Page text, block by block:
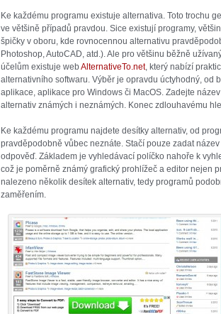
Ke každému programu existuje alternativa. Toto trochu
ve většině případů pravdou. Sice existují programy,
špičky v oboru, kde rovnocennou alternativu
Photoshop, AutoCAD, atd.). Ale pro většinu běžně
účelům existuje webAlternativeTo.net, který nabízí
alternativního softwaru. Výběr je opravdu úctyhodný, od
aplikace, aplikace pro Windows či MacOS. Zadejte
alternativ známých i neznámých. Konec zdlouhavému
Ke každému programu najdete desítky alternativ, od
pravděpodobně vůbec neznáte. Stačí pouze zadat
odpověď. Základem je vyhledávací políčko nahoře k
což je poměrně známý grafický prohlížeč a editor nejen
nalezeno několik desítek alternativ, tedy programů
zaměřením.